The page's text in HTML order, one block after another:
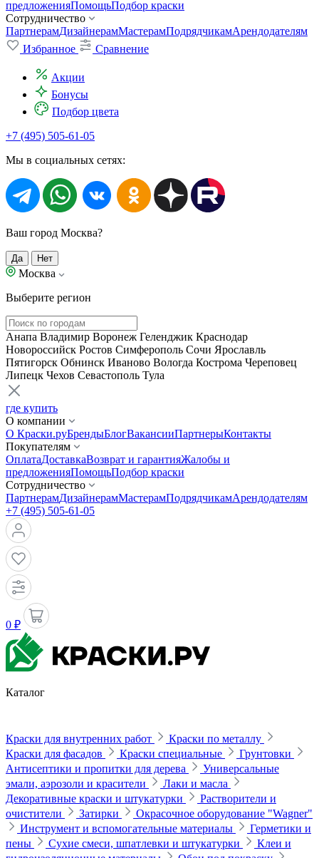
предложенияПомощьПодбор краски
Сотрудничество
ПартнерамДизайнерамМастерамПодрядчикамАрендодателям
Избранное
Сравнение
Акции
Бонусы
Подбор цвета
+7 (495) 505-61-05
Мы в социальных сетях:
Ваш город Москва?
Да Нет
Москва
Выберите регион
Анапа Владимир Воронеж Геленджик Краснодар
Новороссийск Ростов Симферополь Сочи Ярославль
Пятигорск Обнинск Иваново Вологда Кострома Череповец
Липецк Чехов Севастополь Тула
где купить
О компании
О Краски.руБрендыБлогВакансииПартнерыКонтакты
Покупателям
ОплатаДоставкаВозврат и гарантияЖалобы и
предложенияПомощьПодбор краски
Сотрудничество
ПартнерамДизайнерамМастерамПодрядчикамАрендодателям
+7 (495) 505-61-05
0 ₽
Каталог
Краски для внутренних работ
Краски по металлу
Краски для фасадов
Краски специальные
Грунтовки
Антисептики и пропитки для дерева
Универсальные
эмали, аэрозоли и красители
Лаки и масла
Декоративные краски и штукатурки
Растворители и
очистители
Затирки
Окрасочное оборудование "Wagner"
Инструмент и вспомогательные материалы
Герметики и
пены
Сухие смеси, шпатлевки и штукатурки
Клеи и